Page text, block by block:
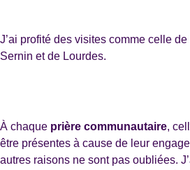
J’ai profité des visites comme celle
Sernin et de Lourdes.
À chaque prière communautaire,
être présentes à cause de leur
autres raisons ne sont pas oubliées.